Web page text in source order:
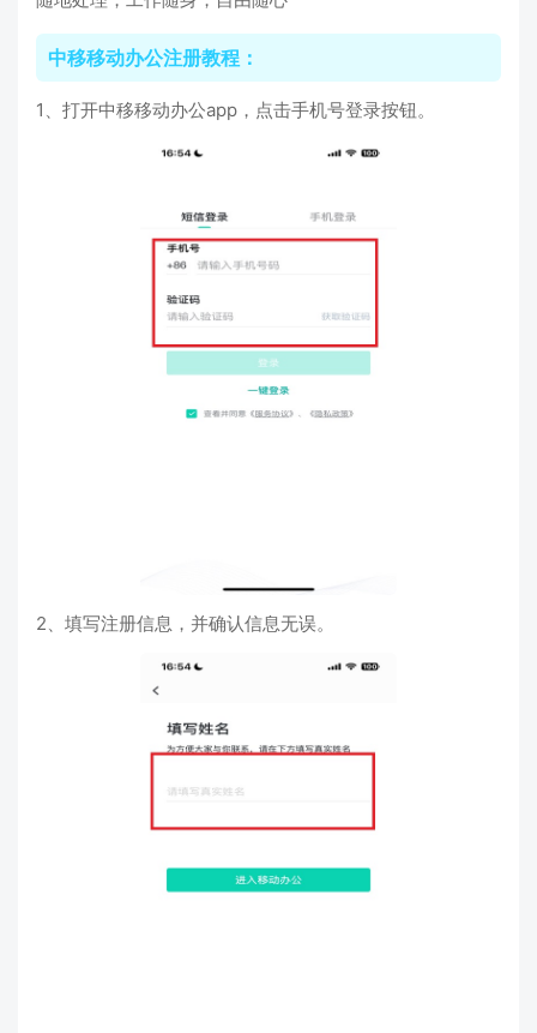
中移移动办公注册教程：
1、打开中移移动办公app，点击手机号登录按钮。
2、填写注册信息，并确认信息无误。